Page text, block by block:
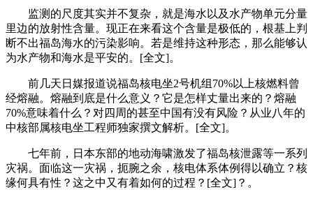
监测的尺度其实并不复杂，就是海水以及水产物单元分量
里边的放射性含量。现正在来看这个含量是极低的，根基上判
断不出福岛海水的污染影响。若是维持这种形态，那么能够认
为水产物和海水是平安的。[全文]。
前几天日媒报道说福岛核电坐2号机组70%以上核燃料曾
经熔融。熔融到底是什么意义？它是怎样丈量出来的？熔融
70%意味着什么？对四周的甚至中国有没有风险？从业八年的
中核部属核电坐工程师独家撰文解析。[全文]。
七年前，日本东部的地动海啸激发了福岛核泄露等一系列
灾祸。面临这一灾祸，扼腕之余，核电体系体例得以确立？核
缘何具有性？这之中又有着如何的过程？[全文]？。